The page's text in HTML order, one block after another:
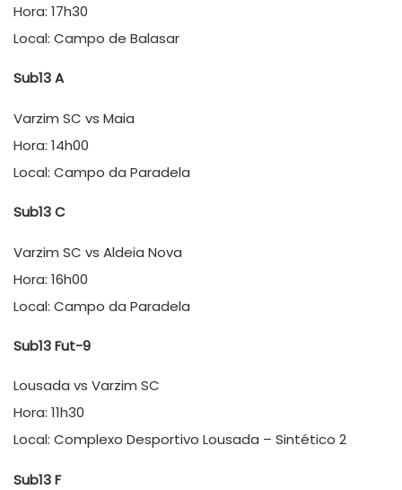
Hora: 17h30
Local: Campo de Balasar
Sub13 A
Varzim SC vs Maia
Hora: 14h00
Local: Campo da Paradela
Sub13 C
Varzim SC vs Aldeia Nova
Hora: 16h00
Local: Campo da Paradela
Sub13 Fut-9
Lousada vs Varzim SC
Hora: 11h30
Local: Complexo Desportivo Lousada – Sintético 2
Sub13 F